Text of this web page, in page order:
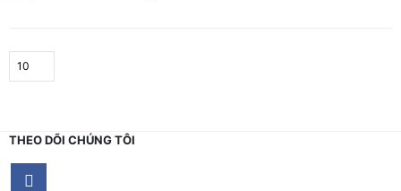
THEO DÕI CHÚNG TÔI